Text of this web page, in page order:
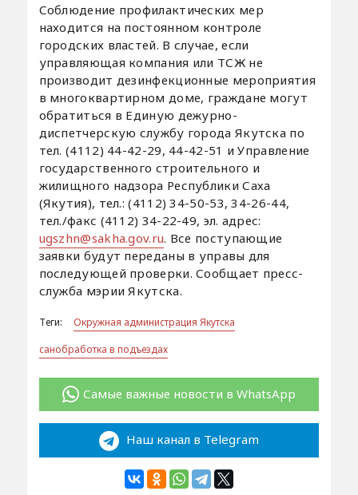
Соблюдение профилактических мер
находится на постоянном контроле
городских властей. В случае, если
управляющая компания или ТСЖ не
производит дезинфекционные мероприятия
в многоквартирном доме, граждане могут
обратиться в Единую дежурно-
диспетчерскую службу города Якутска по
тел. (4112) 44-42-29, 44-42-51 и Управление
государственного строительного и
жилищного надзора Республики Саха
(Якутия), тел.: (4112) 34-50-53, 34-26-44,
тел./факс (4112) 34-22-49, эл. адрес:
ugszhn@sakha.gov.ru. Все поступающие
заявки будут переданы в управы для
последующей проверки. Сообщает пресс-
служба мэрии Якутска.
Теги:
Окружная администрация Якутска
санобработка в подъездах
Самые важные новости в WhatsApp
Наш канал в Telegram